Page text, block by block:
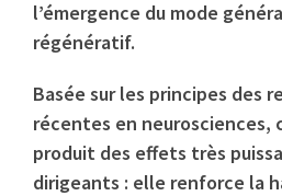
l’émergence du mode
régénératif.
Basée sur les principes des
récentes en neurosciences,
produit des effets très
dirigeants : elle renforce la